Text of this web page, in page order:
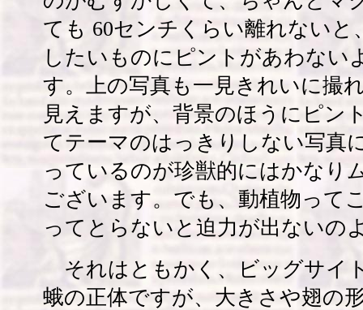
ても 60センチくらい離れないと
したいものにピントがあわない
す。上の写真も一見きれいに撮
見えますが、背景のほうにピン
てテーマのはっきりしない写真
っているのが珍獣的にはかなり
ございます。でも、動植物って
ってとらないと迫力が出ないの
それはともかく、ビッグサイ
蛾の正体ですが、大きさや翅の